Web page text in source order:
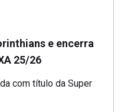
e encerra
25/26
com título da Super